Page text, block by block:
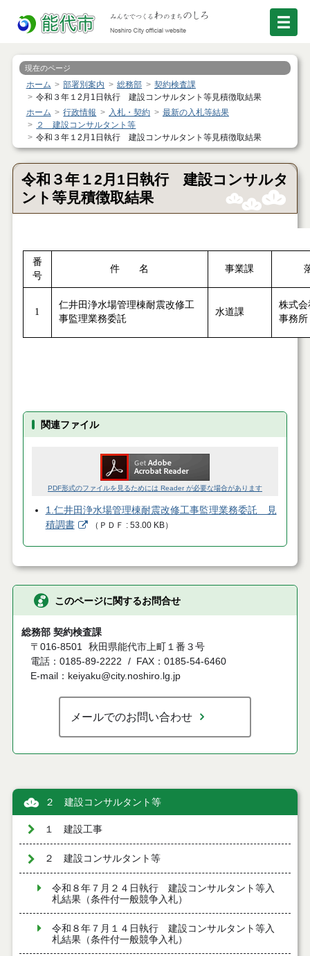
現在のページ
ホーム 部署別案内 総務部
契約検査課
令和３年１2月1日執行 建設コンサルタント等見積徴取結果
ホーム
行政情報 入札・契約
最新の入札等結果
２ 建設コンサルタント等
令和３年１2月1日執行 建設コンサルタント等見積徴取結果
令和３年１2月1日執行 建設コンサルタ
ント等見積徴取結果
番
号
件 名 事業課
1
仁井田浄水場管理棟耐震改修工
事監理業務委託
水道課
株式
事務所
関連ファイル
PDF形式のファイルを見るためには Reader が必要な場合があります
1.仁井田浄水場管理棟耐震改修工事監理業務委託 見
積調書
（ ＰＤＦ 53.00 KB）
このページに関するお問合せ
総務部 契約検査課
〒016-8501 秋田県能代市上町１番３号
電話：0185-89-2222
FAX：0185-54-6460
E-mail：keiyaku@city.noshiro.lg.jp
メールでのお問い合わせ
２ 建設コンサルタント等
１ 建設工事
２ 建設コンサルタント等
令和８年７月２４日執行 建設コンサルタント等入
札結果（条件付一般競争入札）
令和８年７月１４日執行 建設コンサルタント等入
札結果（条件付一般競争入札）